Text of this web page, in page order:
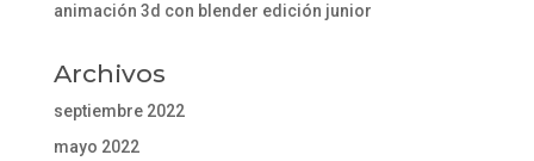
animación 3d con blender edición junior
Archivos
septiembre 2022
mayo 2022